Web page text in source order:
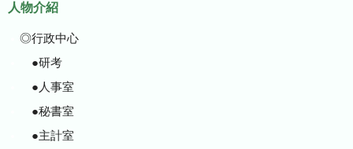
人物介紹
◎行政中心
●研考
●人事室
●秘書室
●主計室